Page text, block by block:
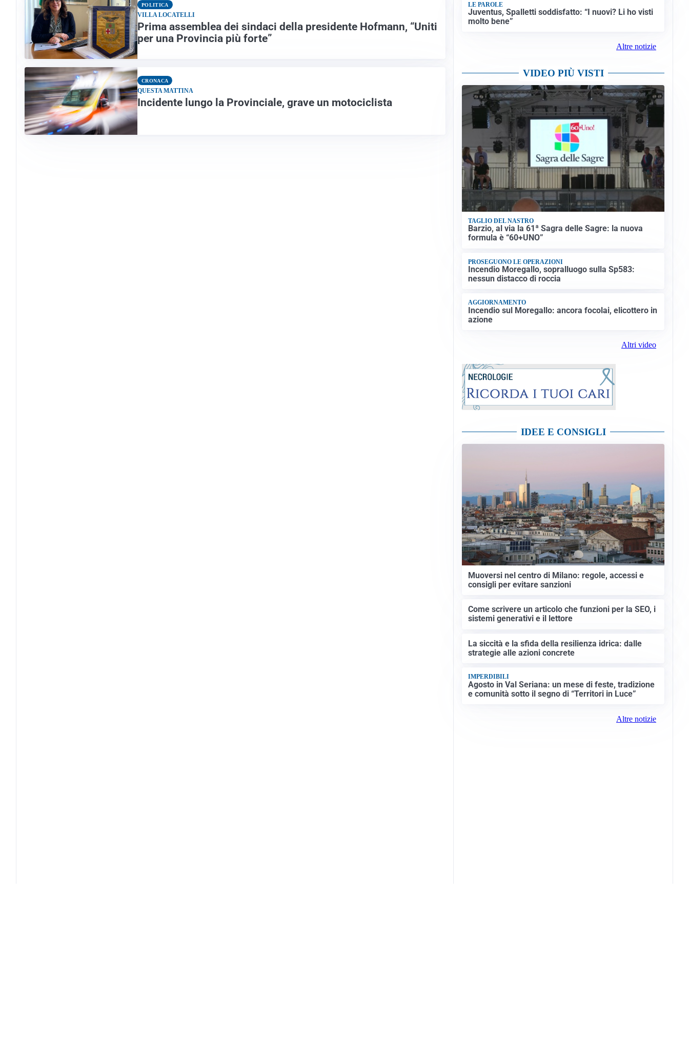
POLITICA
VILLA LOCATELLI
Prima assemblea dei sindaci della presidente Hofmann, “Uniti
per una Provincia più forte”
CRONACA
QUESTA MATTINA
Incidente lungo la Provinciale, grave un motociclista
LE PAROLE
Juventus, Spalletti soddisfatto: “I nuovi? Li ho visti
molto bene”
Altre notizie
VIDEO PIÙ VISTI
TAGLIO DEL NASTRO
Barzio, al via la 61ª Sagra delle Sagre: la nuova
formula è “60+UNO”
PROSEGUONO LE OPERAZIONI
Incendio Moregallo, sopralluogo sulla Sp583:
nessun distacco di roccia
AGGIORNAMENTO
Incendio sul Moregallo: ancora focolai, elicottero in
azione
Altri video
IDEE E CONSIGLI
Muoversi nel centro di Milano: regole, accessi e
consigli per evitare sanzioni
Come scrivere un articolo che funzioni per la SEO, i
sistemi generativi e il lettore
La siccità e la sfida della resilienza idrica: dalle
strategie alle azioni concrete
IMPERDIBILI
Agosto in Val Seriana: un mese di feste, tradizione
e comunità sotto il segno di “Territori in Luce”
Altre notizie